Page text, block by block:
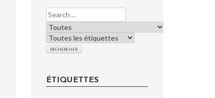
ÉTIQUETTES